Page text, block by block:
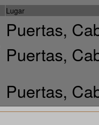
Lugar
Puertas,
Puertas,
Puertas,